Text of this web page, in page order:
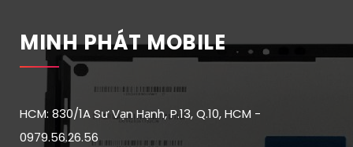
MINH PHÁT MOBILE
HCM: 830/1A Sư Vạn Hạnh, P.13, Q.10, HCM -
0979.56.26.56